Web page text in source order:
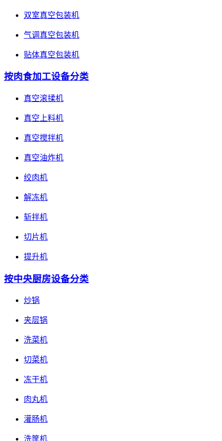
双室真空包装机
气调真空包装机
贴体真空包装机
按肉食加工设备分类
真空滚揉机
真空上料机
真空搅拌机
真空油炸机
绞肉机
解冻机
斩拌机
切片机
提升机
按中央厨房设备分类
炒锅
夹层锅
洗菜机
切菜机
冻干机
肉丸机
灌肠机
洗筐机